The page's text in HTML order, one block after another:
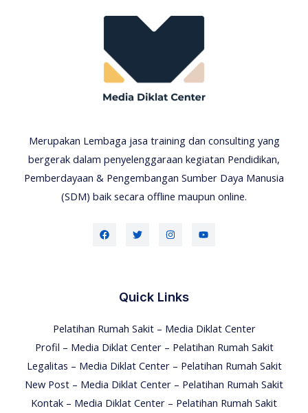
Merupakan Lembaga jasa training dan consulting yang
bergerak dalam penyelenggaraan kegiatan Pendidikan,
Pemberdayaan & Pengembangan Sumber Daya Manusia
(SDM) baik secara offline maupun online.
Quick Links
Pelatihan Rumah Sakit – Media Diklat Center
Profil – Media Diklat Center – Pelatihan Rumah Sakit
Legalitas – Media Diklat Center – Pelatihan Rumah Sakit
New Post – Media Diklat Center – Pelatihan Rumah Sakit
Kontak – Media Diklat Center – Pelatihan Rumah Sakit